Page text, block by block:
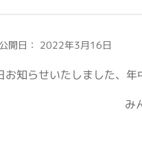
開日： 2022年3月16日
お知らせいたしました、
み